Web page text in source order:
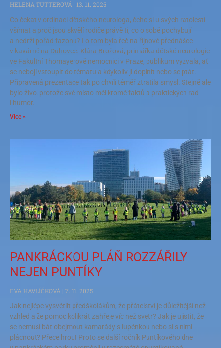
HELENA TUTTEROVÁ
13. 11. 2025
Co čekat v ordinaci dětského neurologa, čeho si u svých ratolestí
všímat a proč jsou skvělí rodiče právě ti, co o sobě pochybují
a nedrží pořád fazonu? I o tom byla řeč na říjnové přednášce
v kavárně na Duhovce. Klára Brožová, primářka dětské neurologie
ve Fakultní Thomayerově nemocnici v Praze, publikum vyzvala, ať
se nebojí vstoupit do tématu a kdykoliv ji doplnit nebo se ptát.
Připravená prezentace tak po chvíli téměř ztratila smysl. Stejně ale
bylo živo, protože své místo měl kromě faktů a praktických rad
i humor.
Více »
PANKRÁCKOU PLÁŇ ROZZÁŘILY
NEJEN PUNTÍKY
EVA HAVLÍČKOVÁ
7. 11. 2025
Jak nejlépe vysvětlit předškolákům, že přátelství je důležitější než
vzhled a že pomoc kolikrát zahřeje víc než svetr? Jak je ujistit, že
se nemusí bát obejmout kamarády s lupénkou nebo si s nimi
plácnout? Přece hrou! Proto se další ročník Puntíkového dne